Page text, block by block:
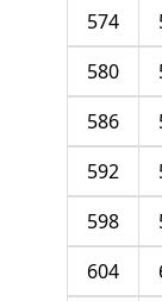
574
580
586
592
598
604